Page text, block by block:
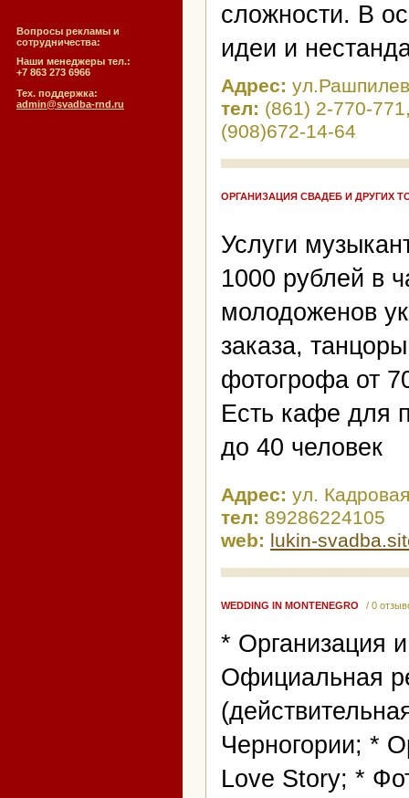
Вопросы рекламы и
сотрудничества:
Наши менеджеры тел.:
+7 863 273 6966
Тех. поддержка:
admin@svadba-rnd.ru
сложности. В
идеи и
Адрес:
тел: (861) 2-770-
(908)672-14-64
ОРГАНИЗАЦИЯ СВАДЕБ И ДРУГИХ
Услуги
1000 рублей в
молодоженов
заказа,
фотогрофа от
Есть кафе для
до 40 человек
Адрес: ул.
тел: 89286224105
web: lukin-
WEDDING IN MONTENEGRO / 0
* Организация
Официальная
Черногории; *
Love Story; *